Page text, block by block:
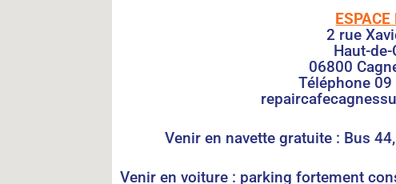
2 rue
Haut-de-
06800
Téléphone
Venir en navette gratuite : Bus
Venir en voiture : parking fortement